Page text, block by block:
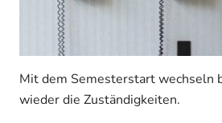
Mit dem Semesterstart wechseln
wieder die Zuständigkeiten.